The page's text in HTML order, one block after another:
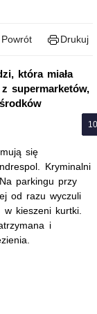
Powrót Drukuj
która miała
supermarketów,
się
Kryminalni
parkingu przy
od razu wyczuli
w kieszeni kurtki.
i